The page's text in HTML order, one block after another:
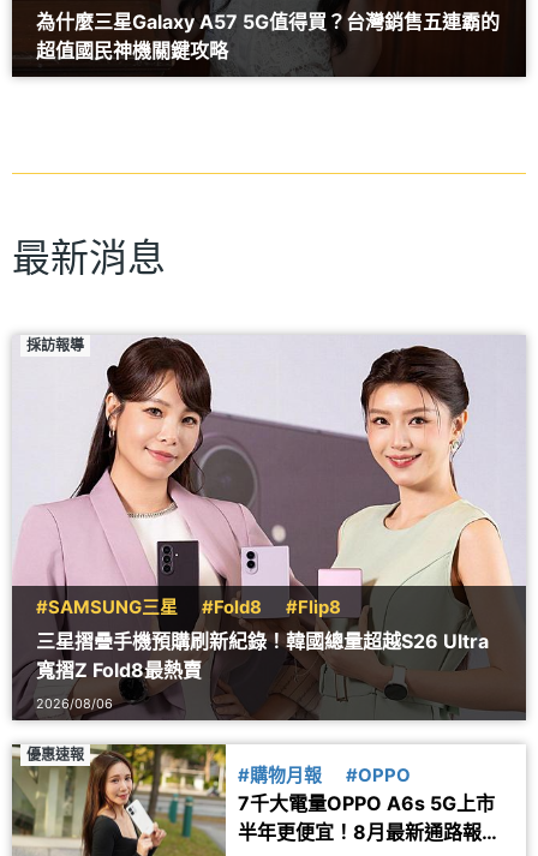
為什麼三星Galaxy A57 5G值得買？台灣銷售五連霸的
超值國民神機關鍵攻略
最新消息
採訪報導
#SAMSUNG三星 #Fold8 #Flip8
三星摺疊手機預購刷新紀錄！韓國總量超越S26 Ultra
寬摺Z Fold8最熱賣
2026/08/06
優惠速報
#購物月報 #OPPO
7千大電量OPPO A6s 5G上市
半年更便宜！8月最新通路報價